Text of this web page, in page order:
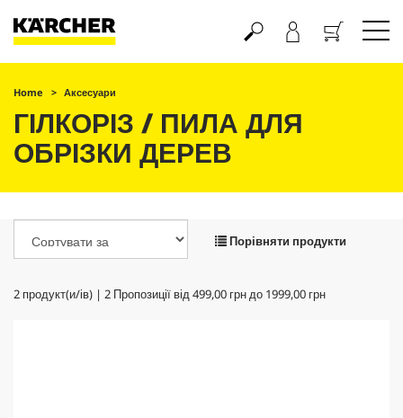
Кошик
Home Аксесуари
ГІЛКОРІЗ / ПИЛА ДЛЯ
ОБРІЗКИ ДЕРЕВ
Порівняти продукти
2 продукт(и/ів) | 2 Пропозиції від499,00 грндо 1999,00 грн